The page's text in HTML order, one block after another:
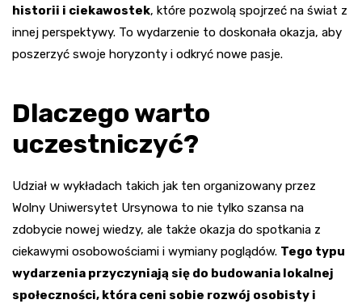
historii i ciekawostek, które pozwolą spojrzeć na świat z
innej perspektywy. To wydarzenie to doskonała okazja, aby
poszerzyć swoje horyzonty i odkryć nowe pasje.
Dlaczego warto
uczestniczyć?
Udział w wykładach takich jak ten organizowany przez
Wolny Uniwersytet Ursynowa to nie tylko szansa na
zdobycie nowej wiedzy, ale także okazja do spotkania z
ciekawymi osobowościami i wymiany poglądów. Tego typu
wydarzenia przyczyniają się do budowania lokalnej
społeczności, która ceni sobie rozwój osobisty i